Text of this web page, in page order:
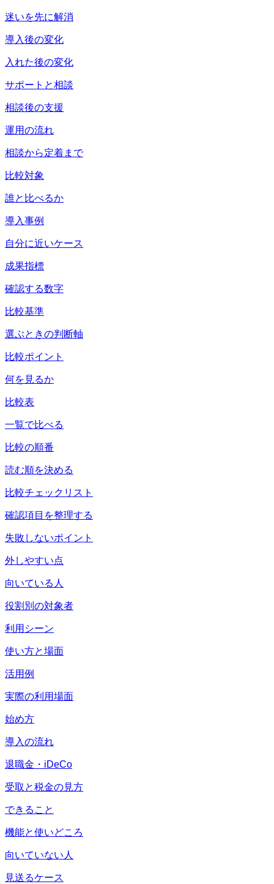
迷いを先に解消
導入後の変化
入れた後の変化
サポートと相談
相談後の支援
運用の流れ
相談から定着まで
比較対象
誰と比べるか
導入事例
自分に近いケース
成果指標
確認する数字
比較基準
選ぶときの判断軸
比較ポイント
何を見るか
比較表
一覧で比べる
比較の順番
読む順を決める
比較チェックリスト
確認項目を整理する
失敗しないポイント
外しやすい点
向いている人
役割別の対象者
利用シーン
使い方と場面
活用例
実際の利用場面
始め方
導入の流れ
退職金・iDeCo
受取と税金の見方
できること
機能と使いどころ
向いていない人
見送るケース